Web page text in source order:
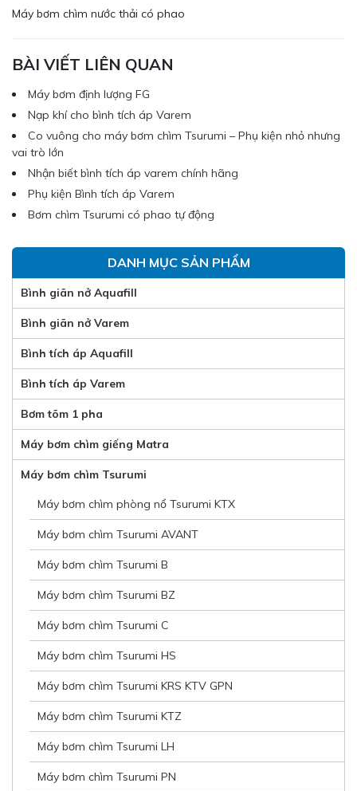
Máy bơm chìm nước thải có phao
BÀI VIẾT LIÊN QUAN
Máy bơm định lượng FG
Nạp khí cho bình tích áp Varem
Co vuông cho máy bơm chìm Tsurumi – Phụ kiện nhỏ nhưng
vai trò lớn
Nhận biết bình tích áp varem chính hãng
Phụ kiện Bình tích áp Varem
Bơm chìm Tsurumi có phao tự động
DANH MỤC SẢN PHẨM
Bình giãn nở Aquafill
Bình giãn nở Varem
Bình tích áp Aquafill
Bình tích áp Varem
Bơm tõm 1 pha
Máy bơm chìm giếng Matra
Máy bơm chìm Tsurumi
Máy bơm chìm phòng nổ Tsurumi KTX
Máy bơm chìm Tsurumi AVANT
Máy bơm chìm Tsurumi B
Máy bơm chìm Tsurumi BZ
Máy bơm chìm Tsurumi C
Máy bơm chìm Tsurumi HS
Máy bơm chìm Tsurumi KRS KTV GPN
Máy bơm chìm Tsurumi KTZ
Máy bơm chìm Tsurumi LH
Máy bơm chìm Tsurumi PN